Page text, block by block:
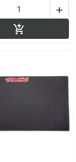

